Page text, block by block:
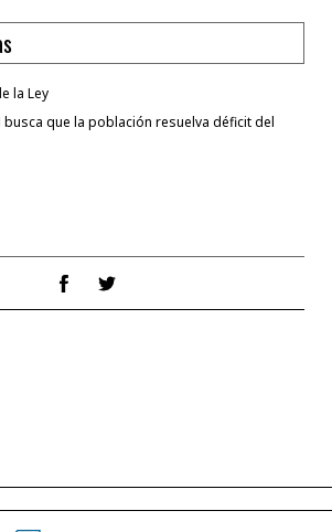
la Ley
busca que la población resuelva déficit del